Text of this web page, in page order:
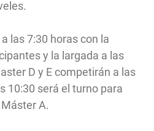
las 7:30 horas con la
y la largada a las
D y E competirán a las
10:30 será el turno para
A.